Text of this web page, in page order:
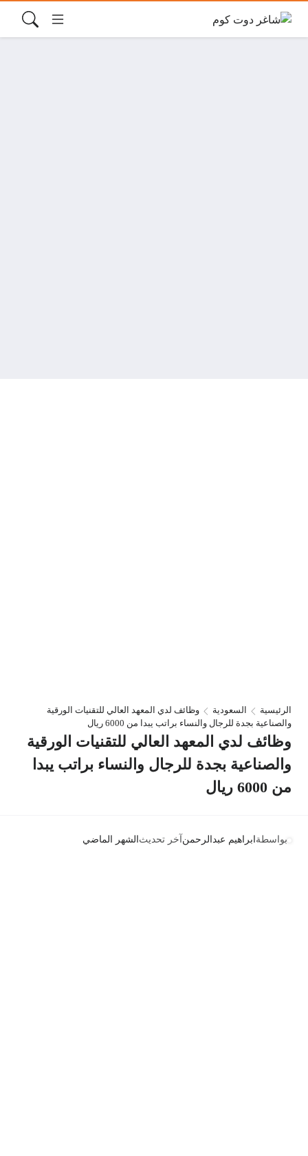
الرئيسية السعودية
وظائف لدي المعهد العالي للتقنيات الورقية
والصناعية بجدة للرجال والنساء براتب يبدا من 6000 ريال
وظائف لدي المعهد العالي للتقنيات الورقية
والصناعية بجدة للرجال والنساء براتب يبدا
من 6000 ريال
بواسطةابراهيم عبدالرحمنآخر تحديثالشهر الماضي